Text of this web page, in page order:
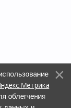
облегчения